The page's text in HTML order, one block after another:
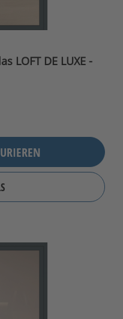
LOFT DE LUXE -